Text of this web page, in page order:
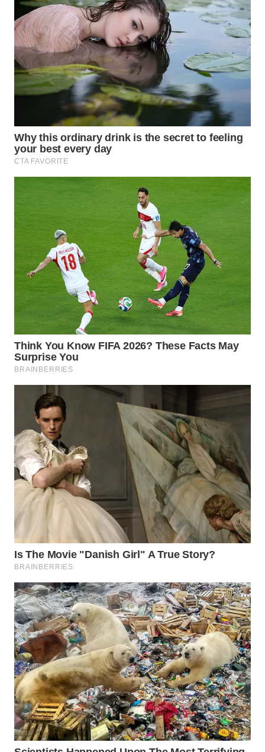
Wahana
Media
Group
WAHANA
NEWS
TANI
WAHANA
INFRASTRUKTUR
WAHANA
KONSUMEN
WAHANA
LISTRIK
WAHANA
TRAVEL
TV
WAHANANEWS
ID
WAHANANEWS
CO ID
WAHANANEWS
WAHANA
SPORT
WAHANA
UMKM
WAHANA
SELEB
WAHANA
PERSONA
WAHANA
OTOMOTIF